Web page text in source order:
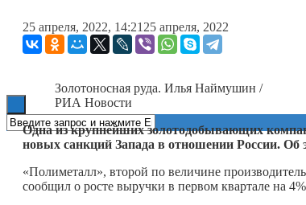
ESG
25 апреля, 2022, 14:21 25 апреля, 2022
Золотоносная руда. Илья Наймушин /
РИА Новости
Одна из крупнейших золотодобывающих
новых санкций Запада в отношении России. Об
«Полиметалл», второй по величине
сообщил о росте выручки в первом квартале на